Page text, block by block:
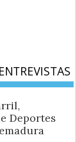
ENTREVISTAS
Deportes